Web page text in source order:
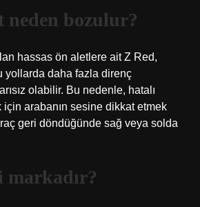
neden bozulur?
olan hassas ön aletlere ait Z Red,
yollarda daha fazla direnç
olabilir. Bu nedenle, hatalı
arabanın sesine dikkat etmek
geri döndüğünde sağ veya solda
markadır?